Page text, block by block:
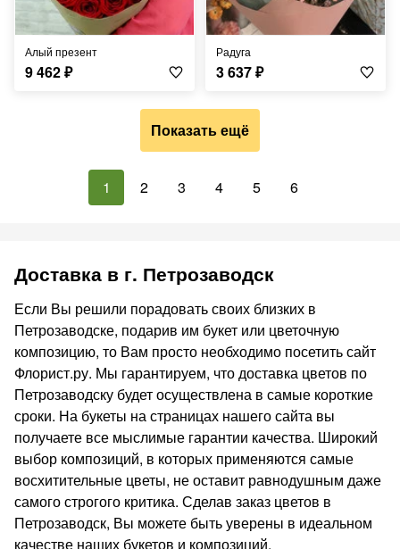
Алый презент
9 462₽
Радуга
3 637₽
Показать ещё
1 2 3 4 5 6
Доставка в г. Петрозаводск
Если Вы решили порадовать своих близких в
Петрозаводске, подарив им букет или цветочную
композицию, то Вам просто необходимо посетить сайт
Флорист.ру. Мы гарантируем, что доставка цветов по
Петрозаводску будет осуществлена в самые короткие
сроки. На букеты на страницах нашего сайта вы
получаете все мыслимые гарантии качества. Широкий
выбор композиций, в которых применяются самые
восхитительные цветы, не оставит равнодушным даже
самого строгого критика. Сделав заказ цветов в
Петрозаводск, Вы можете быть уверены в идеальном
качестве наших букетов и композиций.